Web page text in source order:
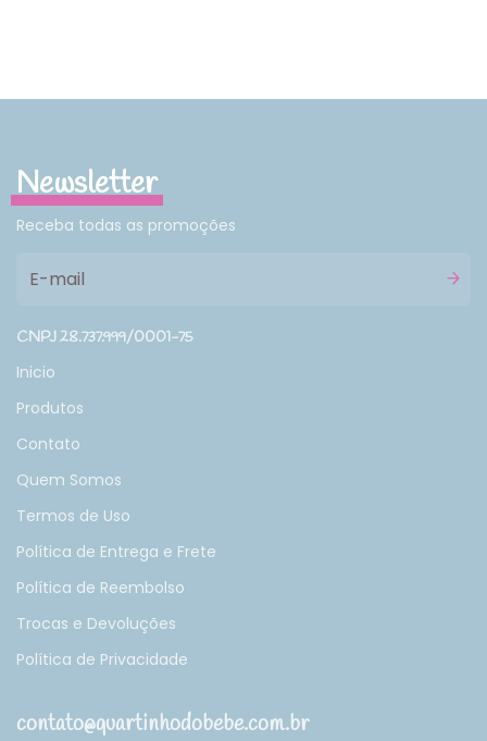
Newsletter
Receba todas as promoções
CNPJ 28.737.999/0001-75
Inicio
Produtos
Contato
Quem Somos
Termos de Uso
Política de Entrega e Frete
Política de Reembolso
Trocas e Devoluções
Política de Privacidade
contato@quartinhodobebe.com.br